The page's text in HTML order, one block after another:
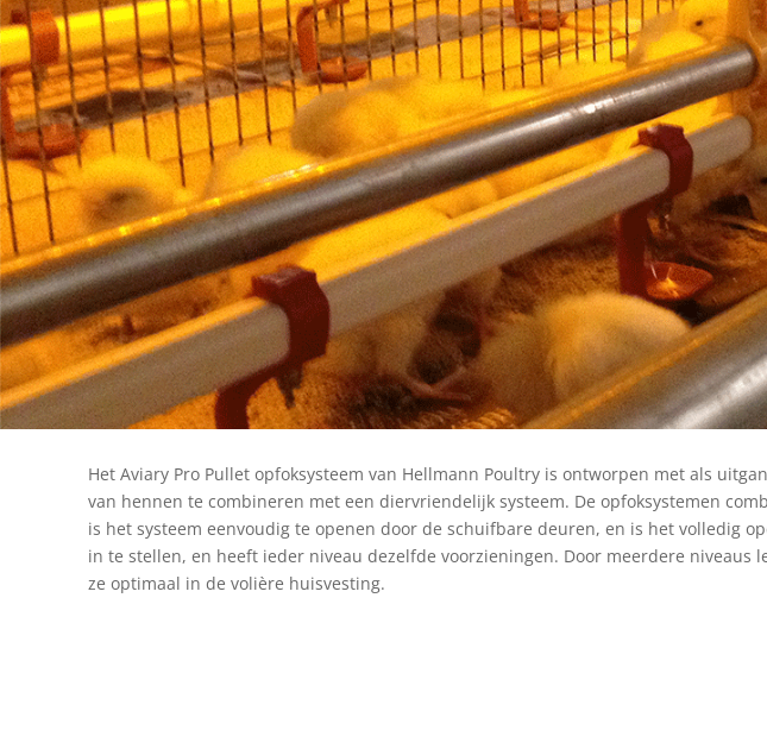
Het Aviary Pro Pullet opfoksysteem van Hellmann Poultry is ontworpen met als
van hennen te combineren met een diervriendelijk systeem. De opfoksystemen
is het systeem eenvoudig te openen door de schuifbare deuren, en is het volledig
in te stellen, en heeft ieder niveau dezelfde voorzieningen. Door meerdere niveaus
ze optimaal in de volière huisvesting.